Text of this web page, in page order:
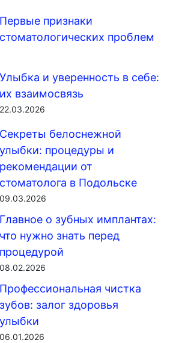
Первые признаки
стоматологических проблем
Улыбка и уверенность в себе:
их взаимосвязь
22.03.2026
Секреты белоснежной
улыбки: процедуры и
рекомендации от
стоматолога в Подольске
09.03.2026
Главное о зубных имплантах:
что нужно знать перед
процедурой
08.02.2026
Профессиональная чистка
зубов: залог здоровья
улыбки
06.01.2026